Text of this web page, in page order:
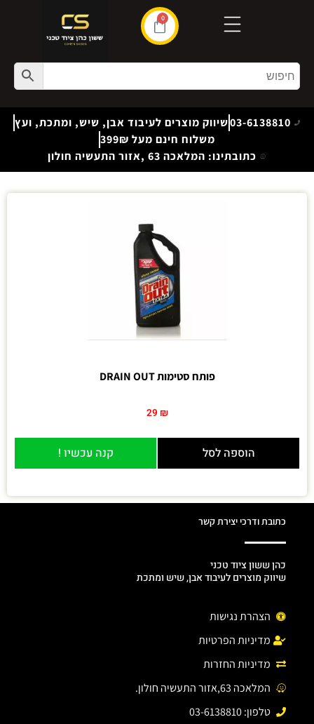
0
03-6138810שיווק מוצרים לעיבוד אבן, שיש, ומתכת, ועץ
משלוח חינם מעל 399₪
כתובתינו: המלאכה 63 ,אזור התעשיה חולון
פותח סטימות DRAIN OUT
29 ₪
הוספה לסל קנה עכשיו !
כתובת ודרכי יצירת קשר
כהן ששון ציוד טכני
שיווק מוצרים לעיבוד אבן, שיש ומתכת
הצהרת נגישות
מדיניות הפרטיות
מדיניות החזרות
המלאכה 63,אזור התעשיה חולון.
טלפון: 03-6138810